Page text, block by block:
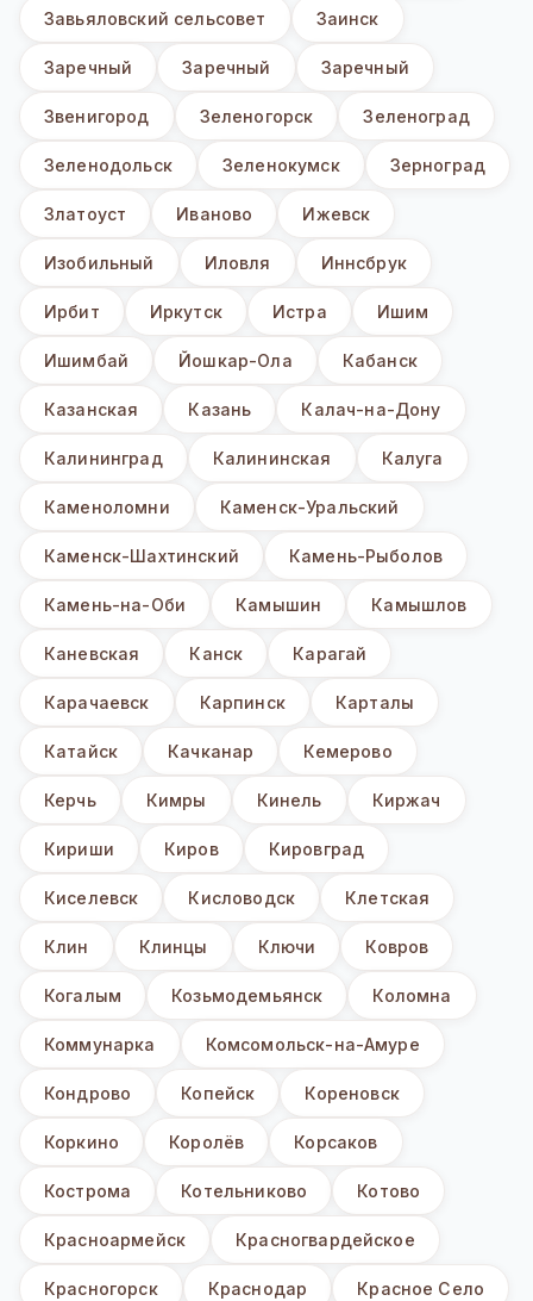
Завьяловский сельсовет Заинск
Заречный Заречный Заречный
Звенигород Зеленогорск Зеленоград
Зеленодольск Зеленокумск Зерноград
Златоуст Иваново Ижевск
Изобильный Иловля Иннсбрук
Ирбит Иркутск Истра Ишим
Ишимбай Йошкар-Ола Кабанск
Казанская Казань Калач-на-Дону
Калининград Калининская Калуга
Каменоломни Каменск-Уральский
Каменск-Шахтинский Камень-Рыболов
Камень-на-Оби Камышин Камышлов
Каневская Канск Карагай
Карачаевск Карпинск Карталы
Катайск Качканар Кемерово
Керчь Кимры Кинель Киржач
Кириши Киров Кировград
Киселевск Кисловодск Клетская
Клин Клинцы Ключи Ковров
Когалым Козьмодемьянск Коломна
Коммунарка Комсомольск-на-Амуре
Кондрово Копейск Кореновск
Коркино Королёв Корсаков
Кострома Котельниково Котово
Красноармейск Красногвардейское
Красногорск Краснодар Красное Село